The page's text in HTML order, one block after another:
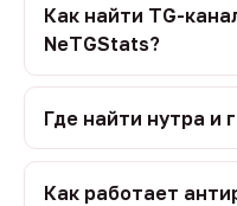
Как найти TG-
NeTGStats?
Где найти нутра и
Как работает